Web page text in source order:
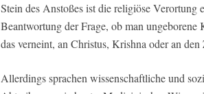
Stein des Anstoßes ist die religiöse
Beantwortung der Frage, ob man
das verneint, an Christus, Krishna oder an
Allerdings sprachen wissenschaftliche und